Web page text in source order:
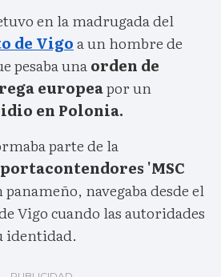
en la madrugada del
de Vigoa un hombre de
pesaba unaorden de
europeapor un
en Polonia.
parte de la
'MSC
navegaba desde el
Vigo cuando las autoridades
identidad.